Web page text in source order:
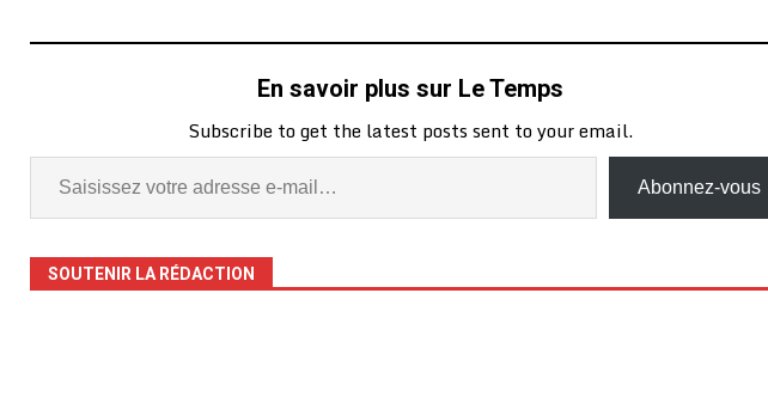
d'Ivoire (ACOTEL-CI),
contre les opérateurs Orange,
entretien accordé au…
En savoir plus sur Le Temps
Subscribe to get the latest posts sent to your email.
Abonnez-vous
SOUTENIR LA RÉDACTION